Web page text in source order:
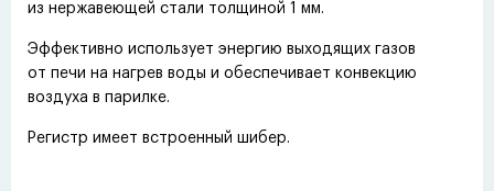
из нержавеющей стали толщиной 1 мм.
Эффективно использует энергию выходящих газов
от печи на нагрев воды и обеспечивает конвекцию
воздуха в парилке.
Регистр имеет встроенный шибер.